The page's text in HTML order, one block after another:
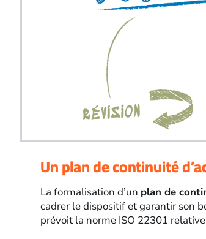
Un plan de continuité
La formalisation d’un plan de
cadrer le dispositif et garantir son
prévoit la norme ISO 22301